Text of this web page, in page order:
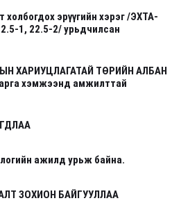
эрүүгийн хэрэг /ЭХТА-
1, 22.5-2/ урьдчилсан
ХАРИУЦЛАГАТАЙ ТӨРИЙН АЛБАН
хэмжээнд амжилттай
ажилд урьж байна.
ЗОХИОН БАЙГУУЛЛАА